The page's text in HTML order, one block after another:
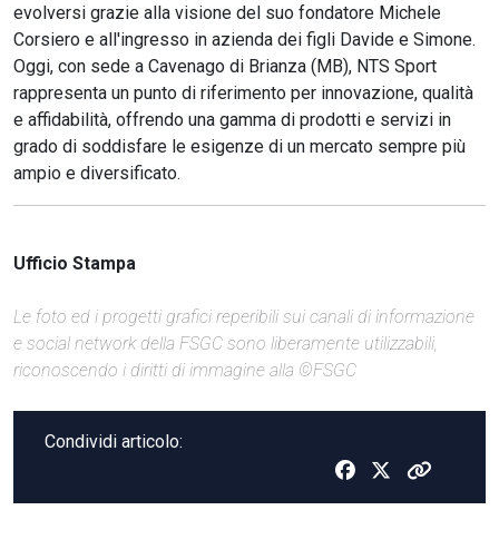
evolversi grazie alla visione del suo fondatore Michele
Corsiero e all'ingresso in azienda dei figli Davide e Simone.
Oggi, con sede a Cavenago di Brianza (MB), NTS Sport
rappresenta un punto di riferimento per innovazione, qualità
e affidabilità, offrendo una gamma di prodotti e servizi in
grado di soddisfare le esigenze di un mercato sempre più
ampio e diversificato.
Ufficio Stampa
Le foto ed i progetti grafici reperibili sui canali di informazione
e social network della FSGC sono liberamente utilizzabili,
riconoscendo i diritti di immagine alla ©FSGC
Condividi articolo: